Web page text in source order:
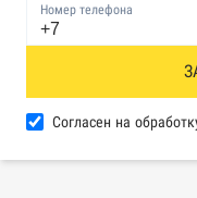
Реестр
База
Номер телефона
Согласен на